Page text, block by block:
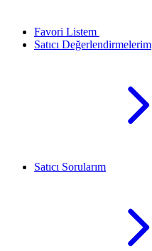
Favori Listem
Satıcı Değerlendirmelerim
Satıcı Sorularım